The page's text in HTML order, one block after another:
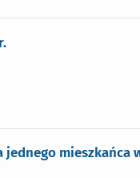
mieszkańca